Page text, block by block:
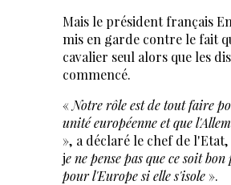
Mais le président français
mis en garde contre le fait
cavalier seul alors que les
commencé.
« Notre rôle est de tout faire
unité européenne et que
», a déclaré le chef de
je ne pense pas que ce soit
pour l'Europe si elle s'isole».